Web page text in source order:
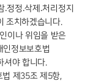
정․삭제․처리정지
조치하겠습니다.
이나 위임을 받은
인정보보호법
셔야 합니다.
제35조 제5항,